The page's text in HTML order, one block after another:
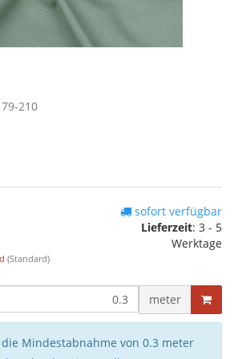
210
(Standard)
sofort verfügbar
Lieferzeit: 3 - 5
Werktage
meter
Mindestabnahme von 0.3 meter